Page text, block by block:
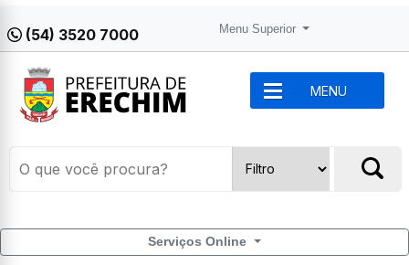
(54) 3520 7000 Menu Superior
MENU
Serviços Online